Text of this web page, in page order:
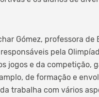
Gómez, professora de
pela
jogos e da competição,
de formação e
trabalha com vários